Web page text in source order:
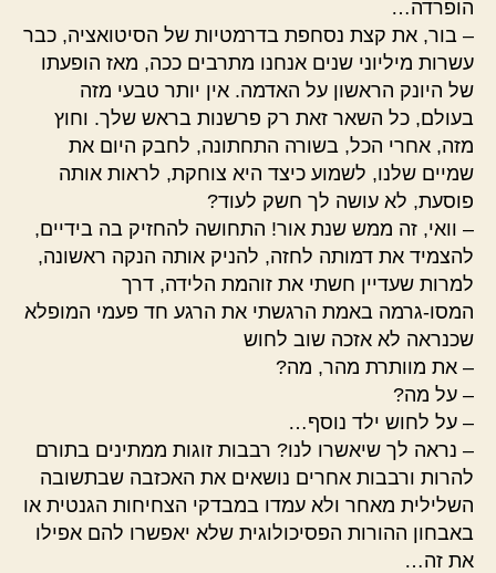
הופרדה…
– בור, את קצת נסחפת בדרמטיות של הסיטואציה, כבר
עשרות מיליוני שנים אנחנו מתרבים ככה, מאז הופעתו
של היונק הראשון על האדמה. אין יותר טבעי מזה
בעולם, כל השאר זאת רק פרשנות בראש שלך. וחוץ
מזה, אחרי הכל, בשורה התחתונה, לחבק היום את
שמיים שלנו, לשמוע כיצד היא צוחקת, לראות אותה
פוסעת, לא עושה לך חשק לעוד?
– וואי, זה ממש שנת אור! התחושה להחזיק בה בידיים,
להצמיד את דמותה לחזה, להניק אותה הנקה ראשונה,
למרות שעדיין חשתי את זוהמת הלידה, דרך
המסו-גרמה באמת הרגשתי את הרגע חד פעמי המופלא
שכנראה לא אזכה שוב לחוש
– את מוותרת מהר, מה?
– על מה?
– על לחוש ילד נוסף…
– נראה לך שיאשרו לנו? רבבות זוגות ממתינים בתורם
להרות ורבבות אחרים נושאים את האכזבה שבתשובה
השלילית מאחר ולא עמדו במבדקי הצחיחות הגנטית או
באבחון ההורות הפסיכולוגית שלא יאפשרו להם אפילו
את זה…